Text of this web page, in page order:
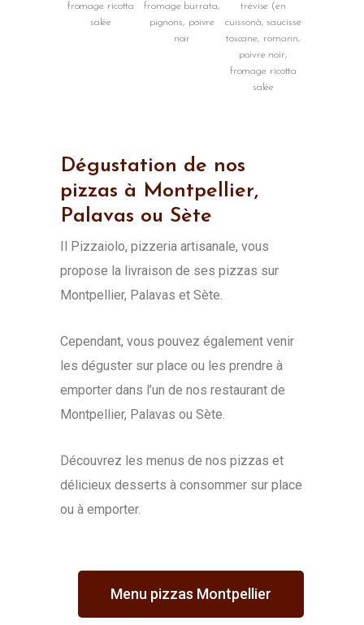
fromage ricotta
salée
fromage burrata,
pignons, poivre
noir
trévise (en
cuissonà, saucisse
toscane, romarin,
poivre noir,
fromage ricotta
salée
Dégustation de nos
pizzas à Montpellier,
Palavas ou Sète
Il Pizzaiolo, pizzeria artisanale, vous
propose la livraison de ses pizzas sur
Montpellier, Palavas et Sète.
Cependant, vous pouvez également venir
les déguster sur place ou les prendre à
emporter dans l’un de nos restaurant de
Montpellier, Palavas ou Sète.
Découvrez les menus de nos pizzas et
délicieux desserts à consommer sur place
ou à emporter.
Menu pizzas Montpellier